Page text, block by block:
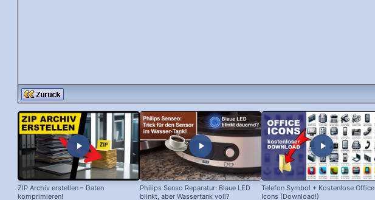
ZIP Archiv erstellen – Daten
komprimieren!
Philips Senso Reparatur: Blaue LED
blinkt, aber Wassertank voll?
Telefon Symbol + Kostenlose Office
Icons (Download!)